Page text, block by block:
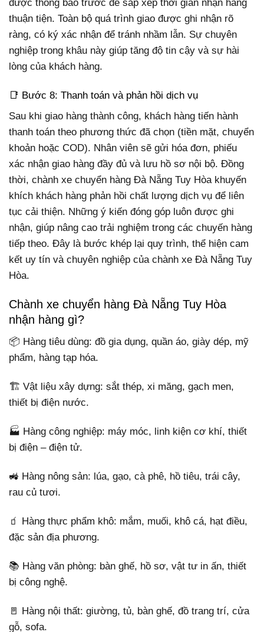
được thông báo trước để sắp xếp thời gian nhận hàng
thuận tiện. Toàn bộ quá trình giao được ghi nhận rõ
ràng, có ký xác nhận để tránh nhầm lẫn. Sự chuyên
nghiệp trong khâu này giúp tăng độ tin cậy và sự hài
lòng của khách hàng.
📑 Bước 8: Thanh toán và phản hồi dịch vụ
Sau khi giao hàng thành công, khách hàng tiến hành
thanh toán theo phương thức đã chọn (tiền mặt, chuyển
khoản hoặc COD). Nhân viên sẽ gửi hóa đơn, phiếu
xác nhận giao hàng đầy đủ và lưu hồ sơ nội bộ. Đồng
thời, chành xe chuyển hàng Đà Nẵng Tuy Hòa khuyến
khích khách hàng phản hồi chất lượng dịch vụ để liên
tục cải thiện. Những ý kiến đóng góp luôn được ghi
nhận, giúp nâng cao trải nghiệm trong các chuyến hàng
tiếp theo. Đây là bước khép lại quy trình, thể hiện cam
kết uy tín và chuyên nghiệp của chành xe Đà Nẵng Tuy
Hòa.
Chành xe chuyển hàng Đà Nẵng Tuy Hòa
nhận hàng gì?
📦 Hàng tiêu dùng: đồ gia dụng, quần áo, giày dép, mỹ
phẩm, hàng tạp hóa.
🏗️ Vật liệu xây dựng: sắt thép, xi măng, gạch men,
thiết bị điện nước.
🏭 Hàng công nghiệp: máy móc, linh kiện cơ khí, thiết
bị điện – điện tử.
🚜 Hàng nông sản: lúa, gạo, cà phê, hồ tiêu, trái cây,
rau củ tươi.
🧃 Hàng thực phẩm khô: mắm, muối, khô cá, hạt điều,
đặc sản địa phương.
📚 Hàng văn phòng: bàn ghế, hồ sơ, vật tư in ấn, thiết
bị công nghệ.
🚪 Hàng nội thất: giường, tủ, bàn ghế, đồ trang trí, cửa
gỗ, sofa.